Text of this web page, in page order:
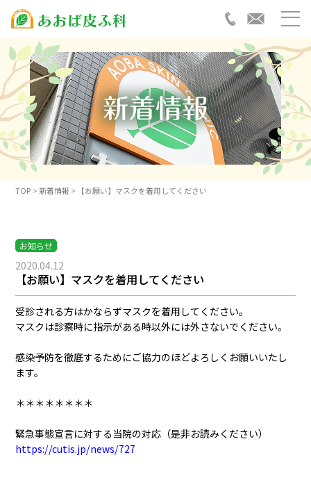
TOP > 新着情報 > 【お願い】マスクを着用してください
お知らせ
2020.04.12
【お願い】マスクを着用してください
受診される方はかならずマスクを着用してください。
マスクは診察時に指示がある時以外には外さないでください。
感染予防を徹底するためにご協力のほどよろしくお願いいたし
ます。
＊＊＊＊＊＊＊＊
緊急事態宣言に対する当院の対応（是非お読みください）
https://cutis.jp/news/727